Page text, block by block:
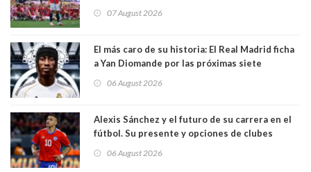
mando de la FIFA
07 August 2026
El más caro de su historia: El Real Madrid ficha
a Yan Diomande por las próximas siete
temporadas. 125 millones de dólares
06 August 2026
Alexis Sánchez y el futuro de su carrera en el
fútbol. Su presente y opciones de clubes
06 August 2026